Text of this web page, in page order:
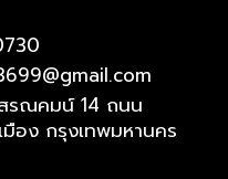
รณคมน์ 14 ถนน
อง กรุงเทพมหานคร